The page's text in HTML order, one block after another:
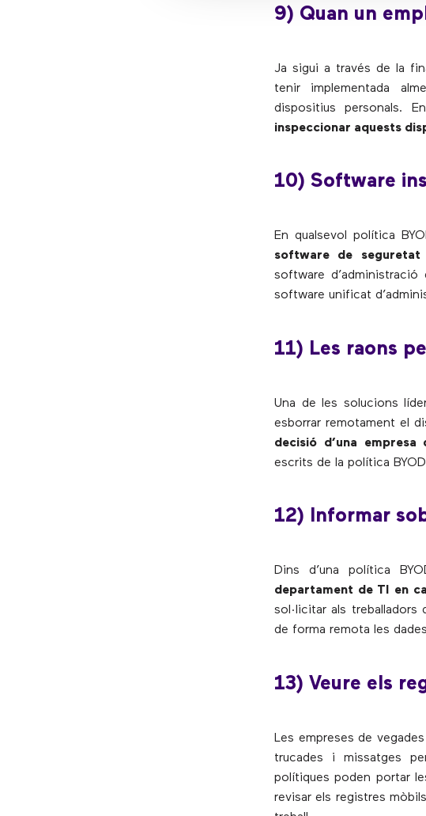
9) Quan un
Ja sigui a través de la
tenir implementada
dispositius personals.
inspeccionar aquests
10) Software
En qualsevol política
software de seguretat
software
software unificat
11) Les raons
Una de les solucions
esborrar remotament el
decisió d’una empresa
escrits de la política
12) Informar
Dins d’una política
departament de TI en
sol·licitar als
de forma remota les
13) Veure els
Les empreses de
trucades i missatges
polítiques poden portar
revisar els registres